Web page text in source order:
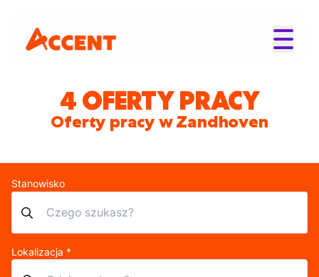
4 OFERTY PRACY
Oferty pracy w Zandhoven
Stanowisko
Lokalizacja *